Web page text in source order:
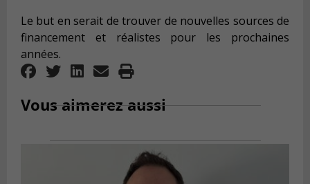
Le but en serait de trouver de nouvelles sources de
financement et réalistes pour les prochaines
années.
Vous aimerez aussi